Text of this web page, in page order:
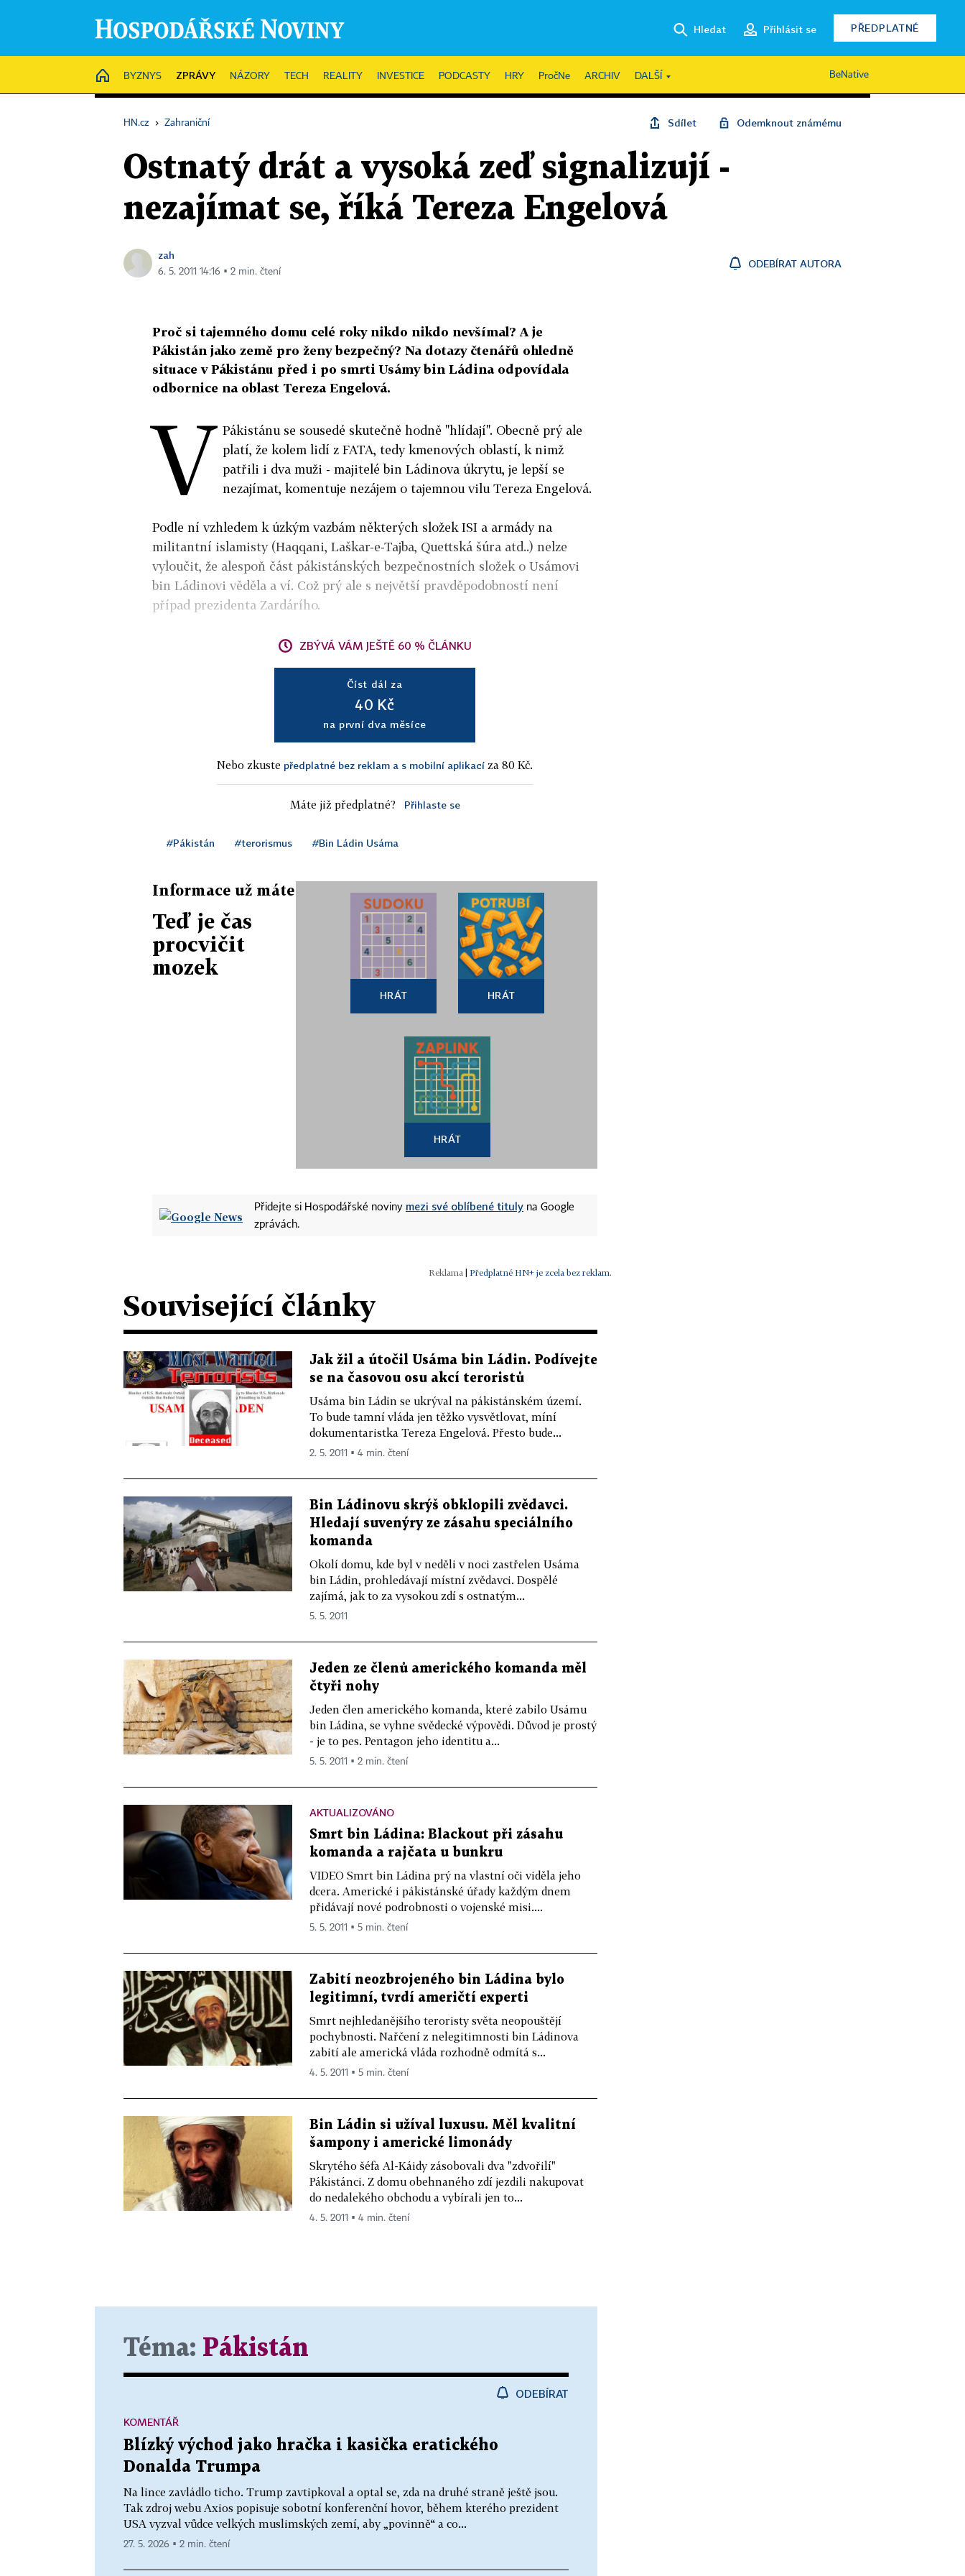
Hledat Přihlásit se PŘEDPLATNÉ
HOME
BYZNYS ZPRÁVY NÁZORY TECH REALITY INVESTICE PODCASTY HRY PročNe ARCHIV DALŠÍ BeNative
HN.cz › Zahraniční Sdílet Odemknout známému
Ostnatý drát a vysoká zeď signalizují -
nezajímat se, říká Tereza Engelová
zah
6. 5. 2011 14:16 ▪ 2 min. čtení
ODEBÍRAT AUTORA
Proč si tajemného domu celé roky nikdo nikdo nevšímal? A je
Pákistán jako země pro ženy bezpečný? Na dotazy čtenářů ohledně
situace v Pákistánu před i po smrti Usámy bin Ládina odpovídala
odbornice na oblast Tereza Engelová.
V Pákistánu se sousedé skutečně hodně "hlídají". Obecně prý ale
platí, že kolem lidí z FATA, tedy kmenových oblastí, k nimž
patřili i dva muži - majitelé bin Ládinova úkrytu, je lepší se
nezajímat, komentuje nezájem o tajemnou vilu Tereza Engelová.
Podle ní vzhledem k úzkým vazbám některých složek ISI a armády na
militantní islamisty (Haqqani, Laškar-e-Tajba, Quettská šúra atd..) nelze
vyloučit, že alespoň část pákistánských bezpečnostních složek o Usámovi
bin Ládinovi věděla a ví. Což prý ale s největší pravděpodobností není
případ prezidenta Zardárího.
ZBÝVÁ VÁM JEŠTĚ 60 % ČLÁNKU
Číst dál za
40 Kč
na první dva měsíce
Nebo zkuste předplatné bez reklam a s mobilní aplikací za 80 Kč.
Máte již předplatné? Přihlaste se
#Pákistán #terorismus #Bin Ládin Usáma
Informace už máte
Teď je čas
procvičit
mozek
HRÁT HRÁT
HRÁT
Přidejte si Hospodářské noviny mezi své oblíbené tituly na Google
zprávách.
Předplatné HN+ je zcela bez reklam.
Související články
Jak žil a útočil Usáma bin Ládin. Podívejte
se na časovou osu akcí teroristů
Usáma bin Ládin se ukrýval na pákistánském území.
To bude tamní vláda jen těžko vysvětlovat, míní
dokumentaristka Tereza Engelová. Přesto bude...
2. 5. 2011 ▪ 4 min. čtení
Bin Ládinovu skrýš obklopili zvědavci.
Hledají suvenýry ze zásahu speciálního
komanda
Okolí domu, kde byl v neděli v noci zastřelen Usáma
bin Ládin, prohledávají místní zvědavci. Dospělé
zajímá, jak to za vysokou zdí s ostnatým...
5. 5. 2011
Jeden ze členů amerického komanda měl
čtyři nohy
Jeden člen amerického komanda, které zabilo Usámu
bin Ládina, se vyhne svědecké výpovědi. Důvod je prostý
- je to pes. Pentagon jeho identitu a...
5. 5. 2011 ▪ 2 min. čtení
AKTUALIZOVÁNO
Smrt bin Ládina: Blackout při zásahu
komanda a rajčata u bunkru
VIDEO Smrt bin Ládina prý na vlastní oči viděla jeho
dcera. Americké i pákistánské úřady každým dnem
přidávají nové podrobnosti o vojenské misi....
5. 5. 2011 ▪ 5 min. čtení
Zabití neozbrojeného bin Ládina bylo
legitimní, tvrdí američtí experti
Smrt nejhledanějšího teroristy světa neopouštějí
pochybnosti. Nařčení z nelegitimnosti bin Ládinova
zabití ale americká vláda rozhodně odmítá s...
4. 5. 2011 ▪ 5 min. čtení
Bin Ládin si užíval luxusu. Měl kvalitní
šampony i americké limonády
Skrytého šéfa Al-Káidy zásobovali dva "zdvořilí"
Pákistánci. Z domu obehnaného zdí jezdili nakupovat
do nedalekého obchodu a vybírali jen to...
4. 5. 2011 ▪ 4 min. čtení
Téma: Pákistán
ODEBÍRAT
Blízký východ jako hračka i kasička eratického
Donalda Trumpa
Na lince zavládlo ticho. Trump zavtipkoval a optal se, zda na druhé straně ještě jsou.
Tak zdroj webu Axios popisuje sobotní konferenční hovor, během kterého prezident
USA vyzval vůdce velkých muslimských zemí, aby „povinně“ a co...
KOMENTÁŘ
27. 5. 2026 ▪ 2 min. čtení